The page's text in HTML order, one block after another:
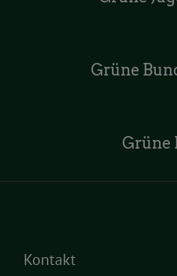
Grüne
Grüne
Kontakt